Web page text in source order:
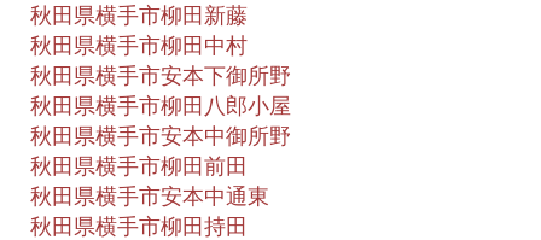
秋田県横手市柳田新藤
秋田県横手市柳田中村
秋田県横手市安本下御所野
秋田県横手市柳田八郎小屋
秋田県横手市安本中御所野
秋田県横手市柳田前田
秋田県横手市安本中通東
秋田県横手市柳田持田